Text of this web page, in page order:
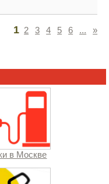
1 2 3 4 5 6 ... »
в Москве